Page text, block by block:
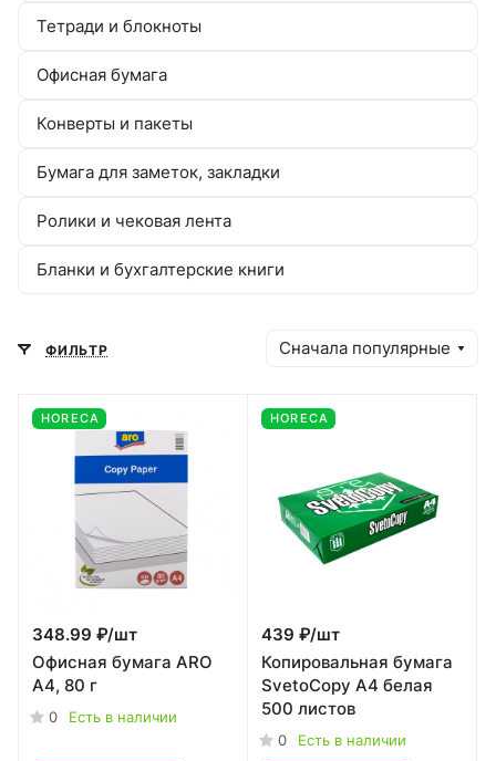
Тетради и блокноты
Офисная бумага
Конверты и пакеты
Бумага для заметок, закладки
Ролики и чековая лента
Бланки и бухгалтерские книги
ФИЛЬТР Сначала популярные
HORECA
348.99 ₽/шт
Офисная бумага ARO
A4, 80 г
0 Есть в наличии
HORECA
439 ₽/шт
Копировальная бумага
SvetoCopy А4 белая
500 листов
0 Есть в наличии